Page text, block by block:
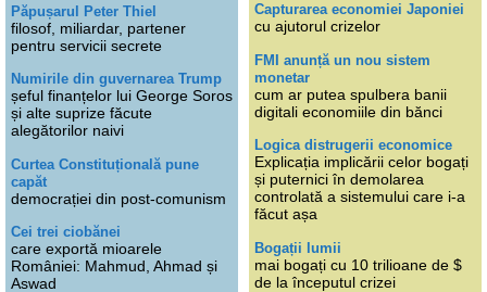
Păpușarul Peter Thiel
filosof, miliardar, partener
pentru servicii secrete
Numirile din guvernarea Trump
șeful finanțelor lui George Soros
și alte suprize făcute
alegătorilor naivi
Curtea Constituțională pune
capăt
democrației din post-comunism
Cei trei ciobănei
care exportă mioarele
României: Mahmud, Ahmad și
Aswad
Capturarea economiei Japoniei
cu ajutorul crizelor
FMI anunță un nou sistem
monetar
cum ar putea spulbera banii
digitali economiile din bănci
Logica distrugerii economice
Explicația implicării celor bogați
și puternici în demolarea
controlată a sistemului care i-a
făcut așa
Bogații lumii
mai bogați cu 10 trilioane de $
de la începutul crizei